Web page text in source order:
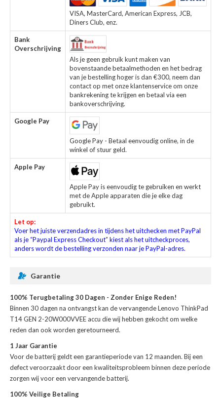
VISA, MasterCard, American Express, JCB,
Diners Club, enz.
Bank
Overschrijving
Als je geen gebruik kunt maken van
bovenstaande betaalmethoden en het bedrag
van je bestelling hoger is dan €300, neem dan
contact op met onze klantenservice om onze
bankrekening te krijgen en betaal via een
bankoverschrijving.
Google Pay
Google Pay - Betaal eenvoudig online, in de
winkel of stuur geld.
Apple Pay
Apple Pay is eenvoudig te gebruiken en werkt
met de Apple apparaten die je elke dag
gebruikt.
Let op:
Voer het juiste verzendadres in tijdens het uitchecken met PayPal
als je “Paypal Express Checkout” kiest als het uitcheckproces,
anders wordt de bestelling verzonden naar je PayPal-adres.
Garantie
100% Terugbetaling 30 Dagen - Zonder Enige Reden!
Binnen 30 dagen na ontvangst kan devervangende Lenovo ThinkPad
T14 GEN 2-20W000VVEE accu die wij hebben gekocht om welke
reden dan ook worden geretourneerd.
1 Jaar Garantie
Voor debatterij geldt een garantieperiode van 12 maanden. Bij een
defect veroorzaakt door een kwaliteitsprobleem binnen deze periode
zorgen wij voor een vervangende batterij.
100% Veilige Betaling